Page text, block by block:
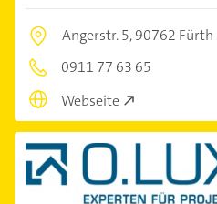
Angerstr. 5,90762 Fürth
0911 77 63 65
Webseite